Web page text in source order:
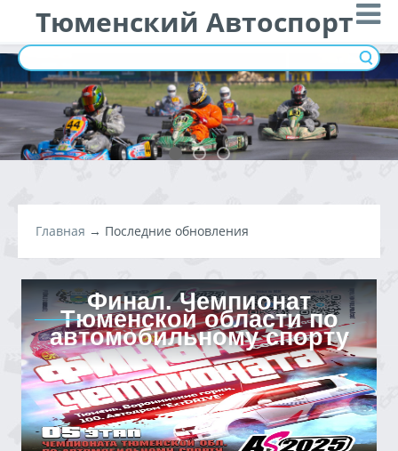
Тюменский Автоспорт
Главная → Последние обновления
Финал. Чемпионат
Тюменской области по
автомобильному спорту